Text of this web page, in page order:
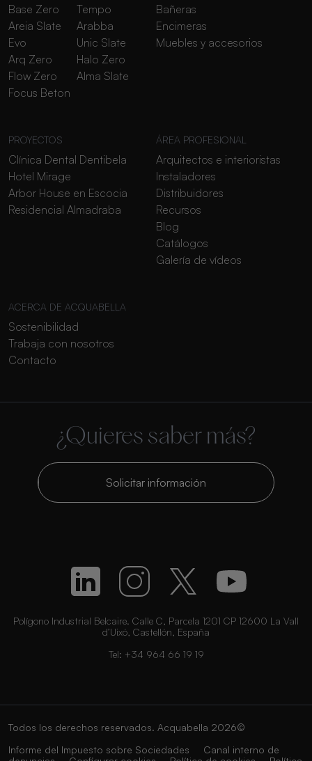
Base Zero
Areia Slate
Evo
Arq Zero
Flow Zero
Focus Beton
Tempo
Arabba
Unic Slate
Halo Zero
Alma Slate
Bañeras
Encimeras
Muebles y accesorios
PROYECTOS
Clínica Dental Dentibela
Hotel Mirage
Arbor House en Escocia
Residencial Almadraba
ÁREA PROFESIONAL
Arquitectos e interioristas
Instaladores
Distribuidores
Recursos
Blog
Catálogos
Galería de vídeos
ACERCA DE ACQUABELLA
Sostenibilidad
Trabaja con nosotros
Contacto
¿Quieres saber más?
Solicitar información
Polígono Industrial Belcaire. Calle C, Parcela 1201 CP 12600 La Vall
d’Uixó, Castellón, España
Tel: +34 964 66 19 19
Todos los derechos reservados. Acquabella 2026©
Informe del Impuesto sobre Sociedades
Canal interno de